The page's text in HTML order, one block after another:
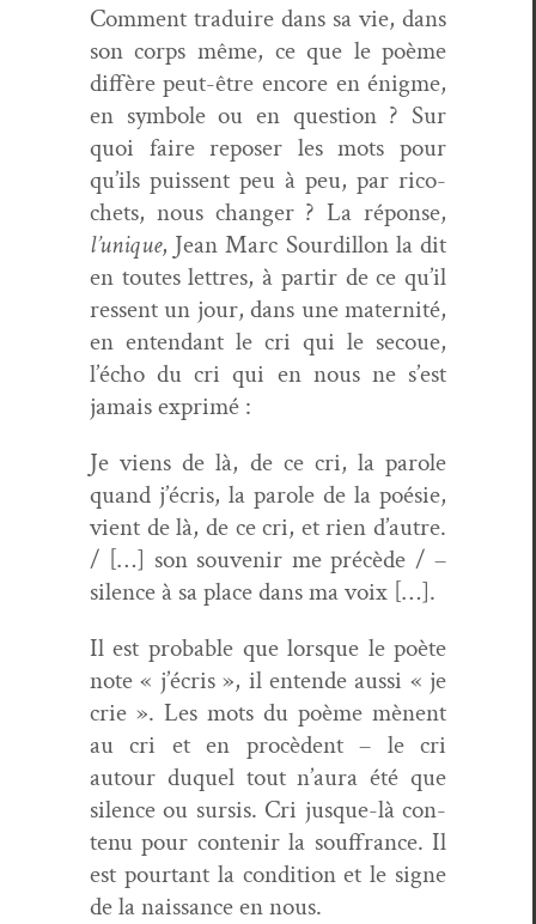
Com­ment traduire dans sa vie, dans
son corps même, ce que le poème
dif­fère peut-être encore en énigme,
en sym­bole ou en ques­tion ? Sur
quoi faire repos­er les mots pour
qu’ils puis­sent peu à peu, par ric­o­
chets, nous chang­er ? La réponse,
l’unique, Jean Marc Sour­dil­lon la dit
en toutes let­tres, à par­tir de ce qu’il
ressent un jour, dans une mater­nité,
en enten­dant le cri qui le sec­oue,
l’écho du cri qui en nous ne s’est
jamais exprimé :
Je viens de là, de ce cri, la parole
quand j’écris, la parole de la poésie,
vient de là, de ce cri, et rien d’autre.
/ […] son sou­venir me précède / –
silence à sa place dans ma voix […].
Il est prob­a­ble que lorsque le poète
note « j’écris », il entende aus­si « je
crie ». Les mots du poème mènent
au cri et en procè­dent – le cri
autour duquel tout n’aura été que
silence ou sur­sis. Cri jusque-là con­
tenu pour con­tenir la souf­france. Il
est pour­tant la con­di­tion et le signe
de la nais­sance en nous.